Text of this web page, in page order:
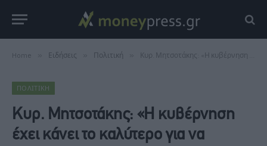
Home Ειδήσεις Πολιτική Κυρ. Μητσοτάκης: «Η κυβέρνηση έχει κάνει το καλύτερο για να στηρίξει τα ελληνικά νοικοκυριά και τις επιχειρήσεις»
ΠΟΛΙΤΙΚΉ
Κυρ. Μητσοτάκης: «Η κυβέρνηση
έχει κάνει το καλύτερο για να